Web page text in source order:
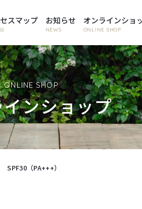
スマップ お知らせ
NEWS
オンラインショ
ONLINE SHOP
ONLINE SHOP
ンショップ
（PA+++）